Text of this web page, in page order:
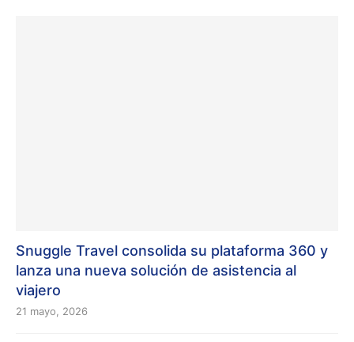
Snuggle Travel consolida su plataforma 360 y
lanza una nueva solución de asistencia al
viajero
21 mayo, 2026